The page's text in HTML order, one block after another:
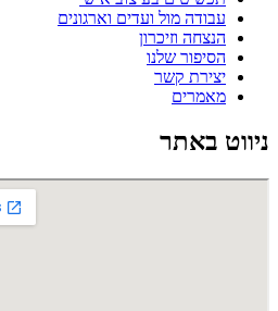
עבודה מול ועדים וארגונים
הנצחה וזיכרון
הסיפור שלנו
יצירת קשר
מאמרים
ניווט באתר